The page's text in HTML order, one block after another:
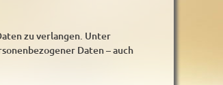
zu verlangen. Unter
Daten – auch